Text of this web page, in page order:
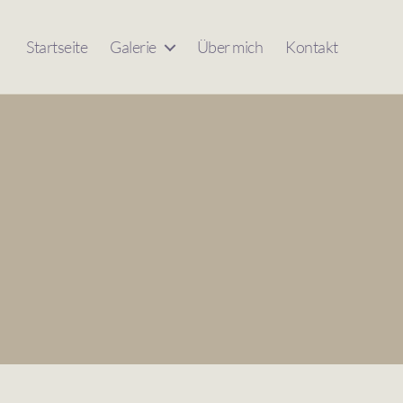
Startseite Galerie Über mich Kontakt